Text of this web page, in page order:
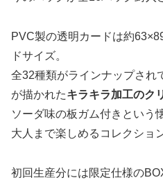
PVC製の透明カードは約
ドサイズ。
全32種類がラインナップされ
が描かれたキラキラ加工のク
ソーダ味の板ガム付きという
大人まで楽しめるコレクショ
初回生産分には限定仕様の